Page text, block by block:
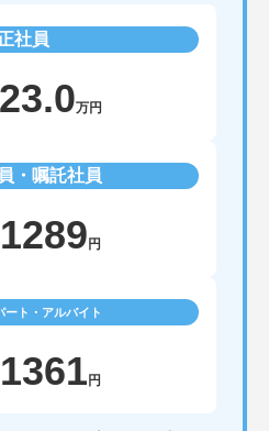
社員
23.0万円
・嘱託社員
1289 円
ート・アルバイト
1361 円